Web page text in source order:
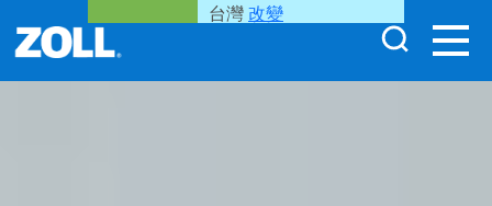
台灣改變